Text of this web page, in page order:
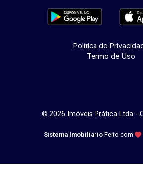
Política de
Termo de Uso
© 2026 Imóveis Prática Ltda -
Sistema Imobiliário Feito com